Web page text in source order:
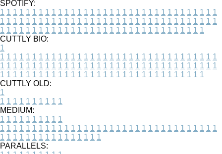
SPOTIFY:
1 1 1 1 1 1 1 1 1 1 1 1 1 1 1 1 1 1 1 1 1 1 1 1 1 1 1 1 1 1 1 1 1 1
1 1 1 1 1 1 1 1 1 1 1 1 1 1 1 1 1 1 1 1 1 1 1 1 1 1 1 1 1 1 1 1 1 1
1 1 1 1 1 1 1 1 1 1 1 1 1 1 1 1 1 1 1 1 1 1 1 1 1 1 1 1 1 1 1 1
CUTTLY BIO:
1
1 1 1 1 1 1 1 1 1 1 1 1 1 1 1 1 1 1 1 1 1 1 1 1 1 1 1 1 1 1 1 1 1 1
1 1 1 1 1 1 1 1 1 1 1 1 1 1 1 1 1 1 1 1 1 1 1 1 1 1 1 1 1 1 1 1 1 1
1 1 1 1 1 1 1 1 1 1 1 1 1 1 1 1 1 1 1 1 1 1 1 1 1 1 1 1 1 1 1 1
CUTTLY OLD:
1
1 1 1 1 1 1 1 1 1 1
MEDIUM:
1 1 1 1 1 1 1 1 1 1
1 1 1 1 1 1 1 1 1 1 1 1 1 1 1 1 1 1 1 1 1 1 1 1 1 1 1 1 1 1 1 1 1 1
1 1 1 1 1 1 1 1 1 1 1 1 1 1 1 1
PARALLELS: